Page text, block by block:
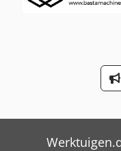
Scania P
Weinbrenner Tsv